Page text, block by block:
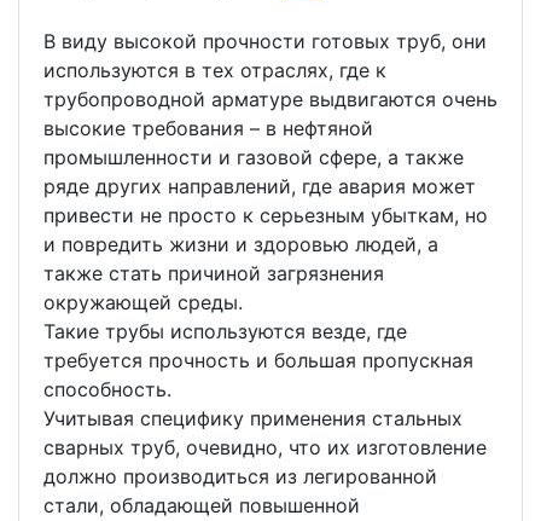
В виду высокой прочности готовых труб, они
используются в тех отраслях, где к
трубопроводной арматуре выдвигаются очень
высокие требования – в нефтяной
промышленности и газовой сфере, а также
ряде других направлений, где авария может
привести не просто к серьезным убыткам, но
и повредить жизни и здоровью людей, а
также стать причиной загрязнения
окружающей среды.
Такие трубы используются везде, где
требуется прочность и большая пропускная
способность.
Учитывая специфику применения стальных
сварных труб, очевидно, что их изготовление
должно производиться из легированной
стали, обладающей повышенной